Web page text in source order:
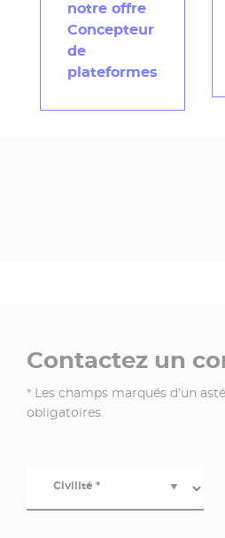
notre offre
Concepteur
de
plateformes
Contactez un
* Les champs marqués d’un
obligatoires.
Civilité * ▼